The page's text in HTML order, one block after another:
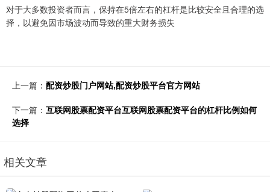
对于大多数投资者而言，保持在5倍左右的杠杆是比较安全且合理的选
择，以避免因市场波动而导致的重大财务损失
上一篇： 配资炒股门户网站,配资炒股平台官方网站
下一篇： 互联网股票配资平台互联网股票配资平台的杠杆比例如何
选择
相关文章